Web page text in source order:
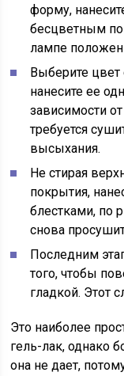
форму,
бесцветным
лампе
Выберите цвет
нанесите ее
зависимости
требуется
высыхания.
Не стирая
покрытия,
блестками, по
снова
Последним
того, чтобы
гладкой. Этот
Это наиболее
гель-лак, однако
она не дает,